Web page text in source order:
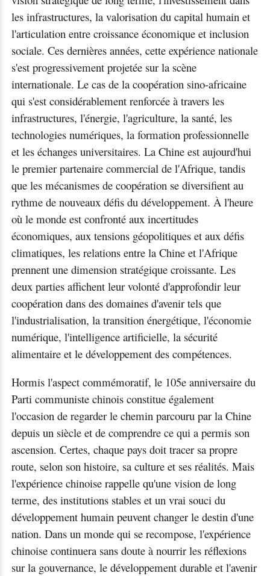
les infrastructures, la valorisation du capital humain et
l'articulation entre croissance économique et inclusion
sociale. Ces dernières années, cette expérience nationale
s'est progressivement projetée sur la scène
internationale. Le cas de la coopération sino-africaine
qui s'est considérablement renforcée à travers les
infrastructures, l'énergie, l'agriculture, la santé, les
technologies numériques, la formation professionnelle
et les échanges universitaires. La Chine est aujourd'hui
le premier partenaire commercial de l'Afrique, tandis
que les mécanismes de coopération se diversifient au
rythme de nouveaux défis du développement. À l'heure
où le monde est confronté aux incertitudes
économiques, aux tensions géopolitiques et aux défis
climatiques, les relations entre la Chine et l'Afrique
prennent une dimension stratégique croissante. Les
deux parties affichent leur volonté d'approfondir leur
coopération dans des domaines d'avenir tels que
l'industrialisation, la transition énergétique, l'économie
numérique, l'intelligence artificielle, la sécurité
alimentaire et le développement des compétences.
Hormis l'aspect commémoratif, le 105e anniversaire du
Parti communiste chinois constitue également
l'occasion de regarder le chemin parcouru par la Chine
depuis un siècle et de comprendre ce qui a permis son
ascension. Certes, chaque pays doit tracer sa propre
route, selon son histoire, sa culture et ses réalités. Mais
l'expérience chinoise rappelle qu'une vision de long
terme, des institutions stables et un vrai souci du
développement humain peuvent changer le destin d'une
nation. Dans un monde qui se recompose, l'expérience
chinoise continuera sans doute à nourrir les réflexions
sur la gouvernance, le développement durable et l'avenir